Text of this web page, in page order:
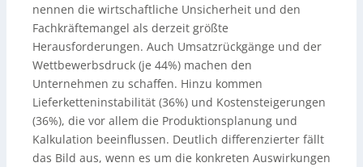
nennen die wirtschaftliche Unsicherheit und den
Fachkräftemangel als derzeit größte
Herausforderungen. Auch Umsatzrückgänge und der
Wettbewerbsdruck (je 44%) machen den
Unternehmen zu schaffen. Hinzu kommen
Lieferketteninstabilität (36%) und Kostensteigerungen
(36%), die vor allem die Produktionsplanung und
Kalkulation beeinflussen. Deutlich differenzierter fällt
das Bild aus, wenn es um die konkreten Auswirkungen